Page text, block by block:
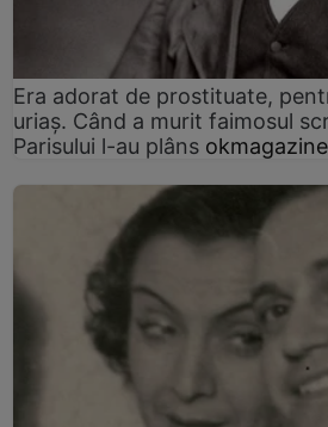
Era adorat de prostituate,
uriaș. Când a murit faimosul
Parisului l-au plâns